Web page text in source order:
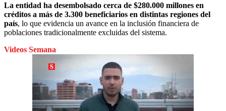
La entidad ha desembolsado cerca de $280.000 millones en
créditos a más de 3.300 beneficiarios en distintas regiones del
país, lo que evidencia un avance en la inclusión financiera de
poblaciones tradicionalmente excluidas del sistema.
Videos Semana